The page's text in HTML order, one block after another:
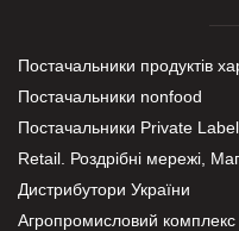
Постачальники продуктів
Постачальники nonfood
Постачальники Private Label
Retail. Роздрібні мережі,
Дистрибутори України
Агропромисловий комплекс